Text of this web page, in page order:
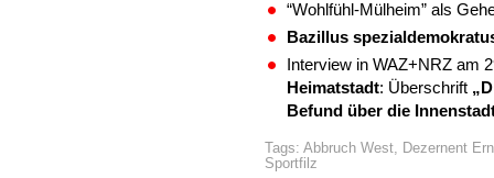
“Wohlfühl-Mülheim” als
Bazillus
Interview in WAZ+NRZ am
Heimatstadt: Überschrift
Befund über die
Tags: Abbruch West, Dezernent
Sportfilz